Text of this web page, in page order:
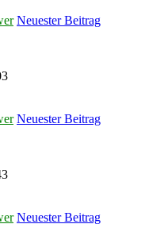
Neuester Beitrag
Neuester Beitrag
Neuester Beitrag